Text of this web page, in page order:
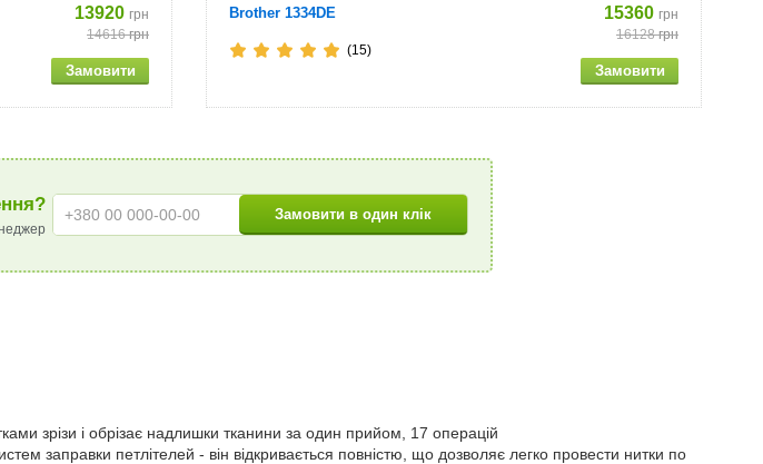
13920 грн
14616грн
Brother 1334DE 15360 грн
16128грн
(15)
зрізи і обрізає надлишки тканини за один прийом, 17 операцій
заправки петлітелей - він відкривається повністю, що дозволяє легко провести нитки по